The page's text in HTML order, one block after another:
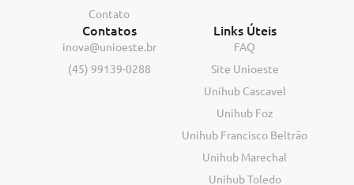
Contato
Contatos
inova@unioeste.br
(45) 99139-0288
Links Úteis
FAQ
Site Unioeste
Unihub Cascavel
Unihub Foz
Unihub Francisco Beltrão
Unihub Marechal
Unihub Toledo